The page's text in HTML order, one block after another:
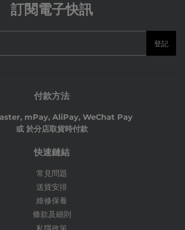
訂閱電子快訊
登記
付款方法
mPay, AliPay, WeChat Pay
或 於分店取貨時付款
快速鏈結
常見問題
送貨安排
維修保養
條款及細則
私隱政策